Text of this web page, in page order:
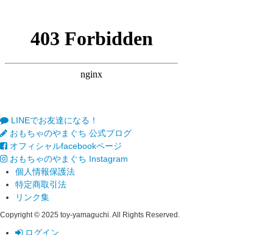
LINEでお友達になる！
おもちゃのやまぐち 公式ブログ
オフィシャルfacebookページ
おもちゃのやまぐち Instagram
個人情報保護法
特定商取引法
リンク集
Copyright © 2025 toy-yamaguchi. All Rights Reserved.
ログイン